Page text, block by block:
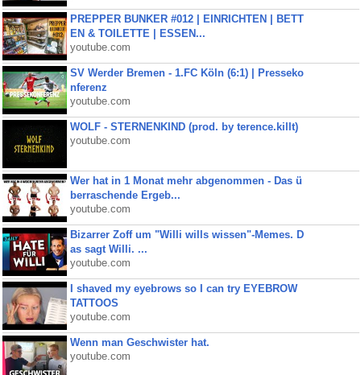
PREPPER BUNKER #012 | EINRICHTEN | BETT
EN & TOILETTE | ESSEN...
youtube.com
SV Werder Bremen - 1.FC Köln (6:1) | Presseko
nferenz
youtube.com
WOLF - STERNENKIND (prod. by terence.killt)
youtube.com
Wer hat in 1 Monat mehr abgenommen - Das ü
berraschende Ergeb...
youtube.com
Bizarrer Zoff um "Willi wills wissen"-Memes. D
as sagt Willi. ...
youtube.com
I shaved my eyebrows so I can try EYEBROW
TATTOOS
youtube.com
Wenn man Geschwister hat.
youtube.com